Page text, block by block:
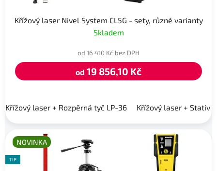
Křížový laser Nivel System CL5G - sety, různé varianty
Skladem
od 16 410 Kč bez DPH
od 19 856,10 Kč
Křížový laser + Rozpěrná tyč LP-36 Křížový laser + Stativ
NOVINKA
TIP